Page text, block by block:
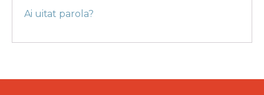
Ai uitat parola?